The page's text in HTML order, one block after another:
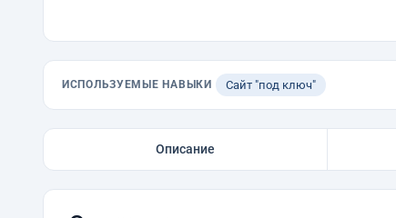
ИСПОЛЬЗУЕМЫЕ НАВЫКИ Сайт "под ключ"
Описание